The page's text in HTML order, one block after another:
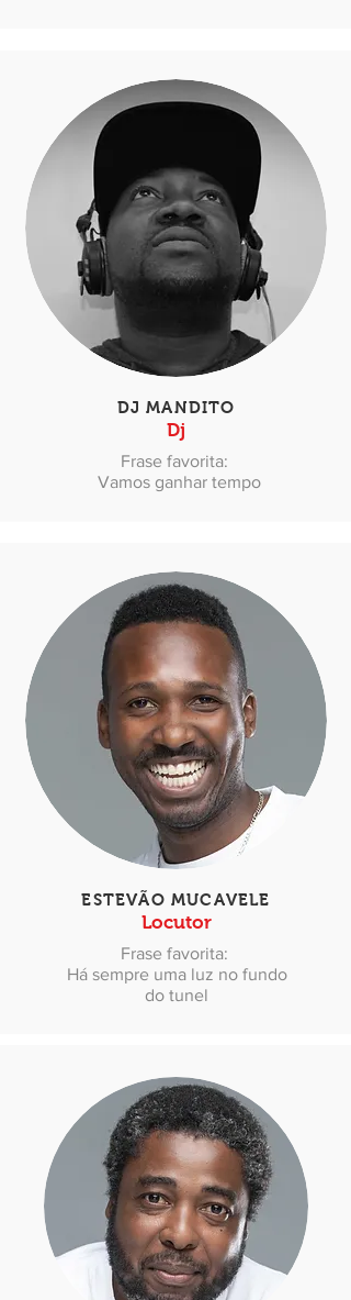
DJ MANDITO
Dj
Frase favorita:
Vamos ganhar tempo
ESTEVÃO MUCAVELE
Locutor
Frase favorita:
Há sempre uma luz no fundo
do tunel